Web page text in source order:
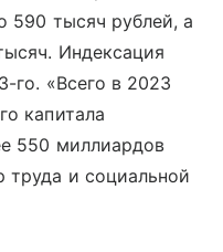
590 тысяч рублей, а
Индексация
го. «Всего в 2023
капитала
550 миллиардов
труда и социальной